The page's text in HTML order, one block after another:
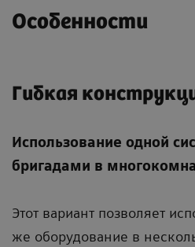
Особенности
Гибкая
Использование одной
бригадами в
Этот вариант позволяет
же оборудование в